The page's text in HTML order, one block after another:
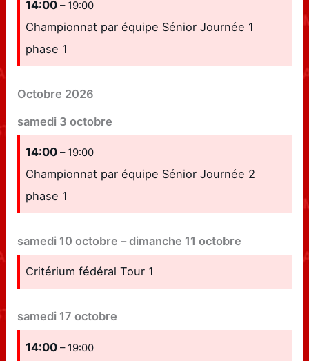
14:00– 19:00
Championnat par équipe Sénior Journée 1
phase 1
Octobre 2026
samedi 3 octobre
14:00– 19:00
Championnat par équipe Sénior Journée 2
phase 1
samedi 10 octobre –dimanche 11 octobre
Critérium fédéral Tour 1
samedi 17 octobre
14:00– 19:00